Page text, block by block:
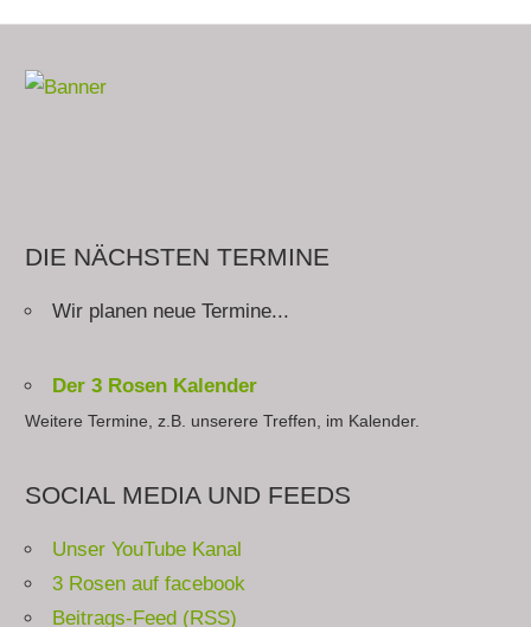
DIE NÄCHSTEN TERMINE
Wir planen neue Termine...
Der 3 Rosen Kalender
Weitere Termine, z.B. unserere Treffen, im Kalender.
SOCIAL MEDIA UND FEEDS
Unser YouTube Kanal
3 Rosen auf facebook
Beitrags-Feed (RSS)